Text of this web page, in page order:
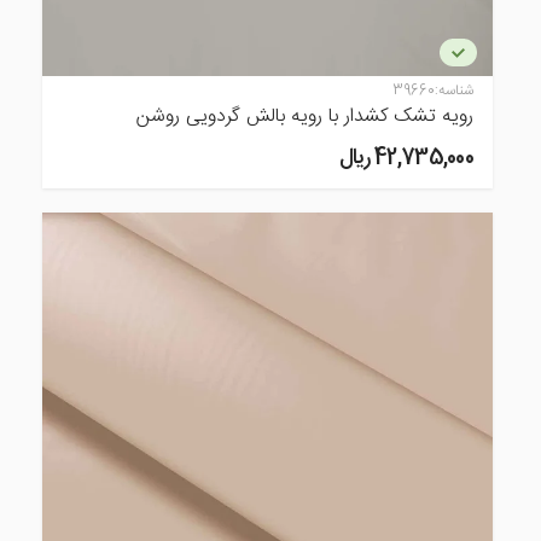
شناسه:39660
رویه تشک کشدار با رویه بالش گردویی روشن
42,735,000 ريال